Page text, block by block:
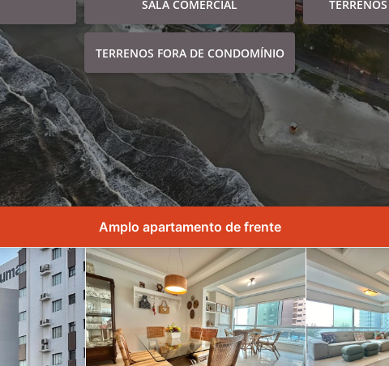
SALA COMERCIAL
TERRENOS FORA DE CONDOMÍNIO
Amplo apartamento de frente